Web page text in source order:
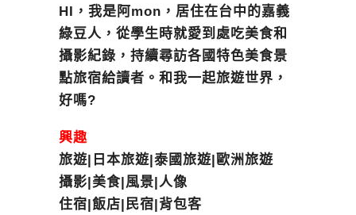
HI，我是阿mon，居住在台中的嘉義
綠豆人，從學生時就愛到處吃美食和
攝影紀錄，持續尋訪各國特色美食景
點旅宿給讀者。和我一起旅遊世界，
好嗎?
興趣
旅遊|日本旅遊|泰國旅遊|歐洲旅遊
攝影|美食|風景|人像
住宿|飯店|民宿|背包客